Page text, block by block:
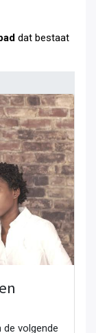
dat bestaat
volgende